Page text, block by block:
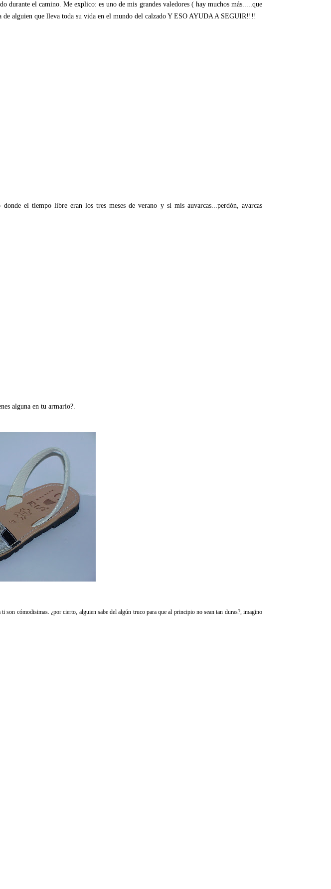
durante el camino. Me explico: es uno de mis grandes valedores ( hay muchos más.....que
alguien que lleva toda su vida en el mundo del calzado Y ESO AYUDA A SEGUIR!!!!
el tiempo libre eran los tres meses de verano y si mis auvarcas...perdón, avarcas
alguna en tu armario?.
son cómodisimas. ¿por cierto, alguien sabe del algún truco para que al principio no sean tan duras?, imagino